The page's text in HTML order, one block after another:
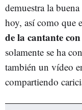
demuestra la
hoy, así como que
de la cantante
solamente se ha
también un vídeo
compartiendo